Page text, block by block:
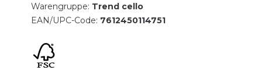
Warengruppe: Trend cello
EAN/UPC-Code: 7612450114751